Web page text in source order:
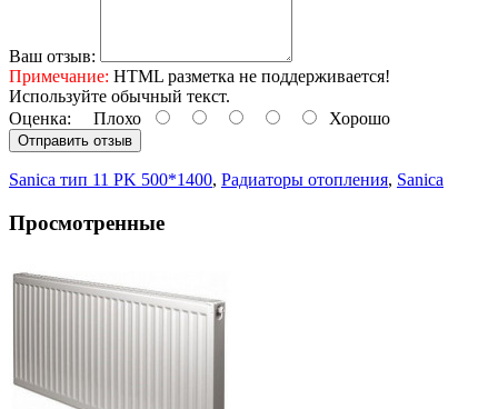
Ваш отзыв:
Примечание: HTML разметка не поддерживается!
Используйте обычный текст.
Оценка: Плохо Хорошо
Отправить отзыв
Sanica тип 11 PK 500*1400, Радиаторы отопления, Sanica
Просмотренные